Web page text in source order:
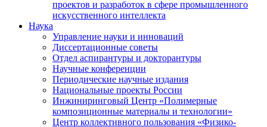
проектов и разработок в сфере промышленного
искусственного интеллекта
Наука
Управление науки и инноваций
Диссертационные советы
Отдел аспирантуры и докторантуры
Научные конференции
Периодические научные издания
Национальные проекты России
Инжиниринговый Центр «Полимерные
композиционные материалы и технологии»
Центр коллективного пользования «Физико-